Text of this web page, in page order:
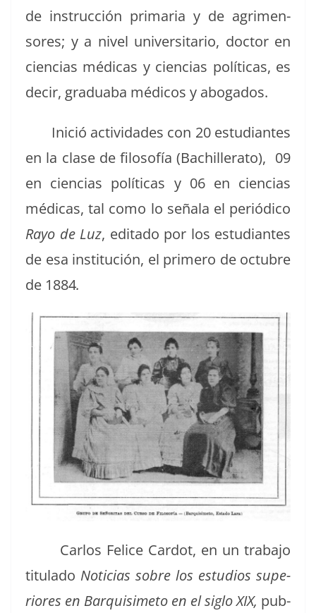
de instruc­ción pri­maria y de agri­men­
sores; y a niv­el uni­ver­si­tario, doc­tor en
cien­cias médi­cas y cien­cias políti­cas, es
decir, gradu­a­ba médi­cos y abogados.
Ini­ció activi­dades con 20 estu­di­antes
en la clase de filosofía (Bachiller­a­to), 09
en cien­cias políti­cas y 06 en cien­cias
médi­cas, tal como lo señala el per­iódi­co
Rayo de Luz, edi­ta­do por los estu­di­antes
de esa insti­tu­ción, el primero de octubre
de 1884.
Car­los Felice Car­dot, en un tra­ba­jo
tit­u­la­do Noti­cias sobre los estu­dios supe­
ri­ores en Bar­quisime­to en el siglo XIX, pub­